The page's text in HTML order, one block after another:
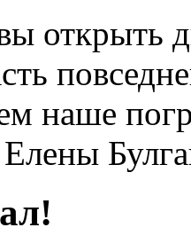
открыть
наше